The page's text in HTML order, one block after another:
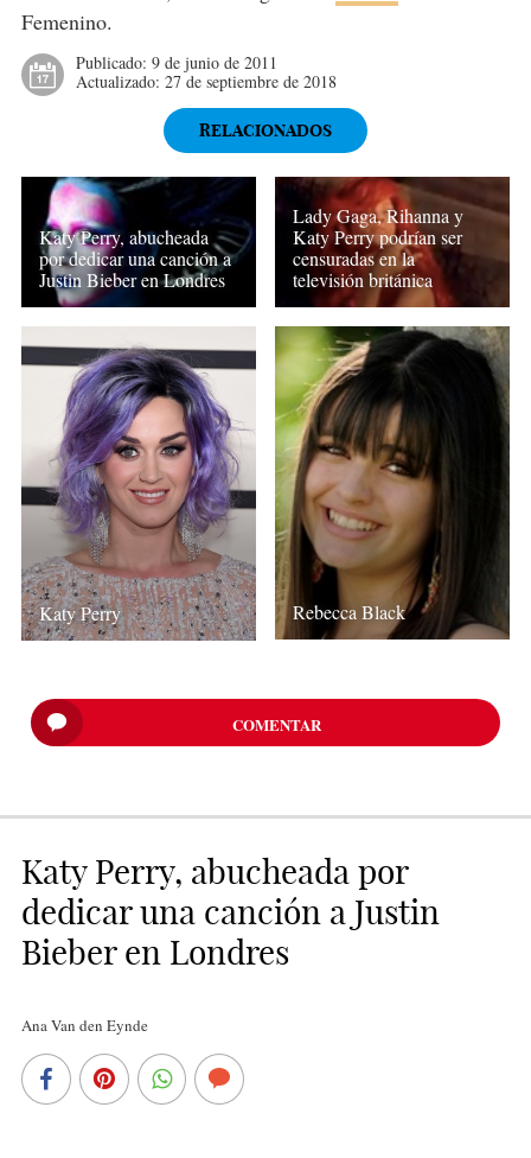
Femenino.
Publicado: 9 de junio de 2011
Actualizado: 27 de septiembre de 2018
RELACIONADOS
Katy Perry, abucheada
por dedicar una canción a
Justin Bieber en Londres
Lady Gaga, Rihanna y
Katy Perry podrían ser
censuradas en la
televisión británica
Katy Perry Rebecca Black
COMENTAR
Katy Perry, abucheada por
dedicar una canción a Justin
Bieber en Londres
Ana Van den Eynde